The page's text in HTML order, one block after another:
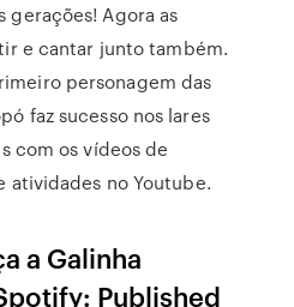
gerações! Agora as
e cantar junto também.
personagem das
faz sucesso nos lares
com os vídeos de
atividades no Youtube.
a Galinha
Published